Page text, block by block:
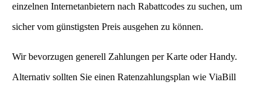
einzelnen Internetanbietern nach Rabattcodes zu suchen, um
sicher vom günstigsten Preis ausgehen zu können.
Wir bevorzugen generell Zahlungen per Karte oder Handy.
Alternativ sollten Sie einen Ratenzahlungsplan wie ViaBill